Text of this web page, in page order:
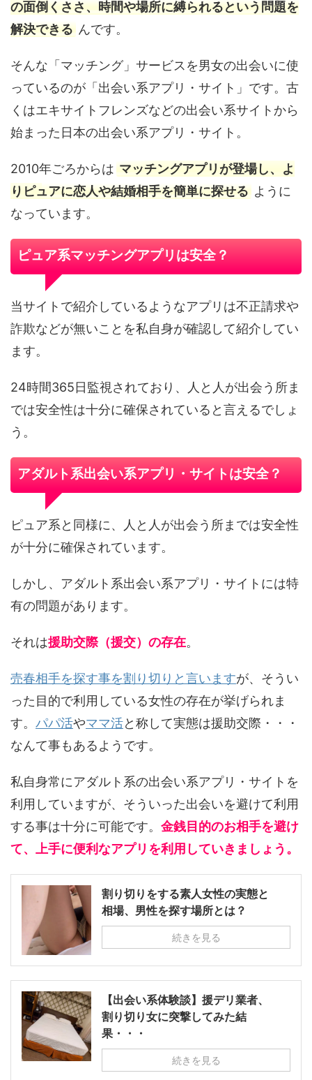
の面倒くささ、時間や場所に縛られるという問題を
解決できる んです。
そんな「マッチング」サービスを男女の出会いに使
っているのが「出会い系アプリ・サイト」です。古
くはエキサイトフレンズなどの出会い系サイトから
始まった日本の出会い系アプリ・サイト。
2010年ごろからは マッチングアプリが登場し、よ
りピュアに恋人や結婚相手を簡単に探せる ように
なっています。
ピュア系マッチングアプリは安全？
当サイトで紹介しているようなアプリは不正請求や
詐欺などが無いことを私自身が確認して紹介してい
ます。
24時間365日監視されており、人と人が出会う所ま
では安全性は十分に確保されていると言えるでしょ
う。
アダルト系出会い系アプリ・サイトは安全？
ピュア系と同様に、人と人が出会う所までは安全性
が十分に確保されています。
しかし、アダルト系出会い系アプリ・サイトには特
有の問題があります。
それは援助交際（援交）の存在。
売春相手を探す事を割り切りと言いますが、そうい
った目的で利用している女性の存在が挙げられま
す。 パパ活やママ活と称して実態は援助交際・・・
なんて事もあるようです。
私自身常にアダルト系の出会い系アプリ・サイトを
利用していますが、そういった出会いを避けて利用
する事は十分に可能です。 金銭目的のお相手を避け
て、上手に便利なアプリを利用していきましょう。
割り切りをする素人女性の実態と
相場、男性を探す場所とは？
続きを見る
【出会い系体験談】援デリ業者、
割り切り女に突撃してみた結
果・・・
続きを見る